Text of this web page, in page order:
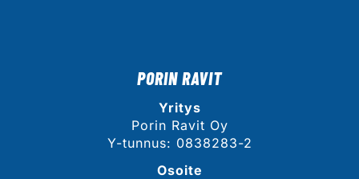
PORIN RAVIT
Yritys
Porin Ravit Oy
Y-tunnus: 0838283-2
Osoite